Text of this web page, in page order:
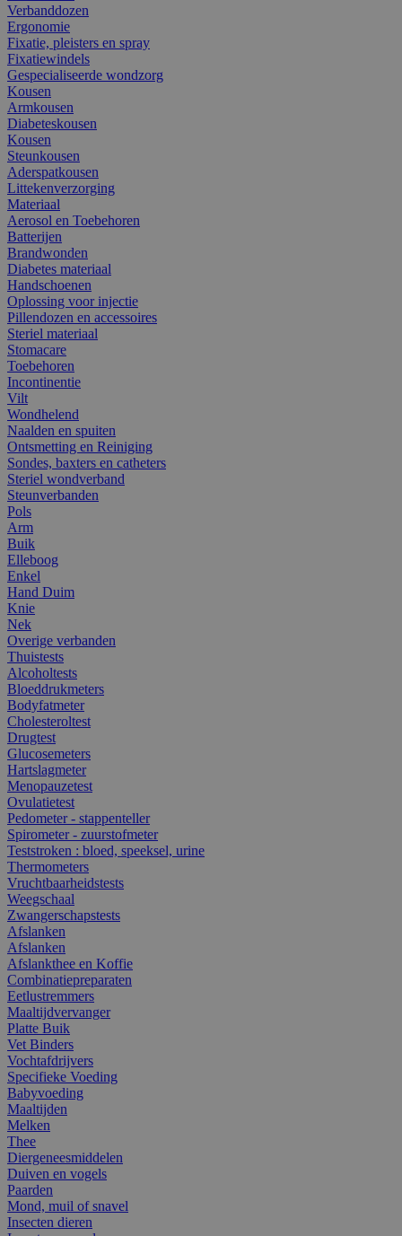
Verbanddozen
Ergonomie
Fixatie, pleisters en spray
Fixatiewindels
Gespecialiseerde wondzorg
Kousen
Armkousen
Diabeteskousen
Kousen
Steunkousen
Aderspatkousen
Littekenverzorging
Materiaal
Aerosol en Toebehoren
Batterijen
Brandwonden
Diabetes materiaal
Handschoenen
Oplossing voor injectie
Pillendozen en accessoires
Steriel materiaal
Stomacare
Toebehoren
Incontinentie
Vilt
Wondhelend
Naalden en spuiten
Ontsmetting en Reiniging
Sondes, baxters en catheters
Steriel wondverband
Steunverbanden
Pols
Arm
Buik
Elleboog
Enkel
Hand Duim
Knie
Nek
Overige verbanden
Thuistests
Alcoholtests
Bloeddrukmeters
Bodyfatmeter
Cholesteroltest
Drugtest
Glucosemeters
Hartslagmeter
Menopauzetest
Ovulatietest
Pedometer - stappenteller
Spirometer - zuurstofmeter
Teststroken : bloed, speeksel, urine
Thermometers
Vruchtbaarheidstests
Weegschaal
Zwangerschapstests
Afslanken
Afslanken
Afslankthee en Koffie
Combinatiepreparaten
Eetlustremmers
Maaltijdvervanger
Platte Buik
Vet Binders
Vochtafdrijvers
Specifieke Voeding
Babyvoeding
Maaltijden
Melken
Thee
Diergeneesmiddelen
Duiven en vogels
Paarden
Mond, muil of snavel
Insecten dieren